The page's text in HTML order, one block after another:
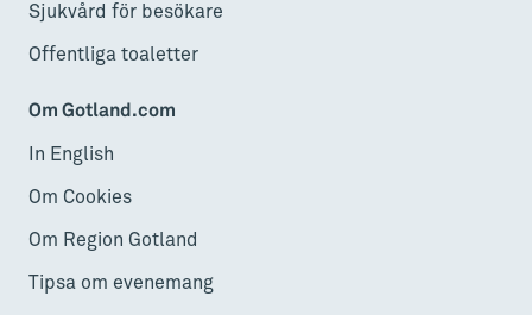
Sjukvård för besökare
Offentliga toaletter
Om Gotland.com
In English
Om Cookies
Om Region Gotland
Tipsa om evenemang